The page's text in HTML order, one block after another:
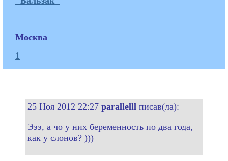
Москва
1
25 Ноя 2012 22:27 parallelll писав(ла):
Эээ, а чо у них беременность по два года,
как у слонов? )))